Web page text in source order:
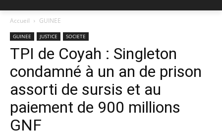
Accueil GUINEE
GUINEE JUSTICE SOCIETE
TPI de Coyah : Singleton
condamné à un an de prison
assorti de sursis et au
paiement de 900 millions
GNF